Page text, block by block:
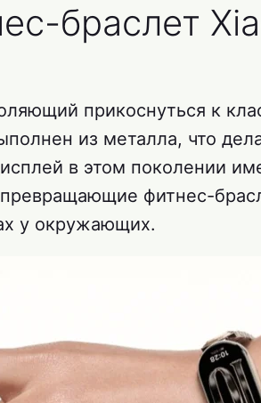
браслет
прикоснуться к
из металла, что
в этом поколении
фитнес-
у окружающих.